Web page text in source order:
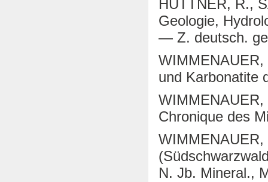
HÜTTNER, R.,
Geologie,
— Z. deutsch.
und Karbonatite
Chronique des
N. Jb. Mineral.,